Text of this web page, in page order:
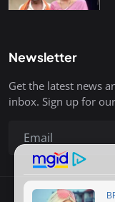
Newsletter
Get the latest news
inbox. Sign up for